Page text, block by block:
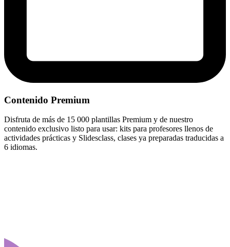
Contenido Premium
Disfruta de más de 15 000 plantillas Premium y de nuestro
contenido exclusivo listo para usar: kits para profesores llenos de
actividades prácticas y Slidesclass, clases ya preparadas traducidas a
6 idiomas.